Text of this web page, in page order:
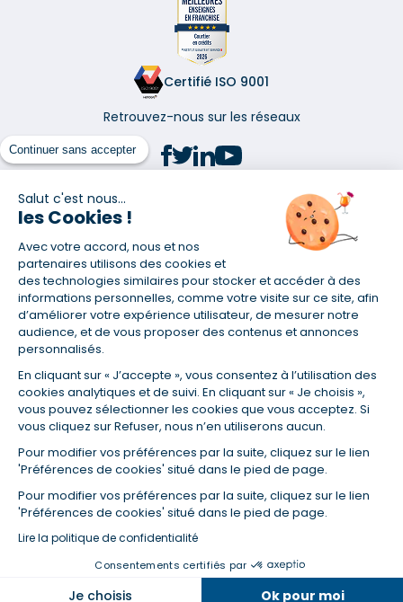
Continuer sans accepter
Salut c'est nous...
les Cookies !
Avec votre accord, nous et nos
partenaires utilisons des cookies et
des technologies similaires pour stocker et accéder à des
informations personnelles, comme votre visite sur ce site, afin
d’améliorer votre expérience utilisateur, de mesurer notre
audience, et de vous proposer des contenus et annonces
personnalisés.
En cliquant sur « J’accepte », vous consentez à l’utilisation des
cookies analytiques et de suivi. En cliquant sur « Je choisis »,
vous pouvez sélectionner les cookies que vous acceptez. Si
vous cliquez sur Refuser, nous n’en utiliserons aucun.
Pour modifier vos préférences par la suite, cliquez sur le lien
'Préférences de cookies' situé dans le pied de page.
Pour modifier vos préférences par la suite, cliquez sur le lien
'Préférences de cookies' situé dans le pied de page.
Lire la politique de confidentialité
Consentements certifiés par
Je choisis Ok pour moi
Taux et tendances à suivre
Certifié ISO 9001
Retrouvez-nous sur les réseaux
(1) Taux fixe national hors assurance et selon votre profil
(2) Économie de 65 % pour l'assurance d'un prêt amortissable de 330
457,23 € à 0,90 % sur 19,5 ans, accordé à un salarié non cadre assuré à
100 % (décès, PTIA, IPP, ITT, IPP) âgé de 36 ans fumeur et une personne
salariée non cadre assurée à 100 % (décès, PTIA, IPP, ITT, IPP) âgée de 35
ans et non-fumeur, tous deux sans risque médical connu. Au
14/07/2019, coût de l'assurance proposée par la banque 179,08 €/mois
en moyenne contre 64,60 €/mois en moyenne au 14/07/2022 avec
Empruntis.com (TAEA : 0,44 %, coût total de l'assurance : 15 117,65 €).
(3) Taux minimum pour un crédit consommation d'un montant fixé entre
5 000 et 20 000 euros, selon profil et durée.
(4) La diminution du montant des mensualités entraîne l'allongement
de la durée de remboursement ainsi que la hausse du coût total du
(5) Banques de réseau, mutualistes, spécialisées, directions
régionales, organismes de crédit selon votre profil et votre demande.
Mutuelles, compagnies et courtiers d'assurances. Selon votre profil et
votre demande.
régionales, organismes de crédit, selon votre profil et votre demande.